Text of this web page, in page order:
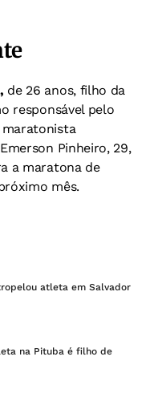
de 26 anos, filho da
responsável pelo
maratonista
Pinheiro, 29,
a maratona de
mês.
atleta em Salvador
na Pituba é filho de